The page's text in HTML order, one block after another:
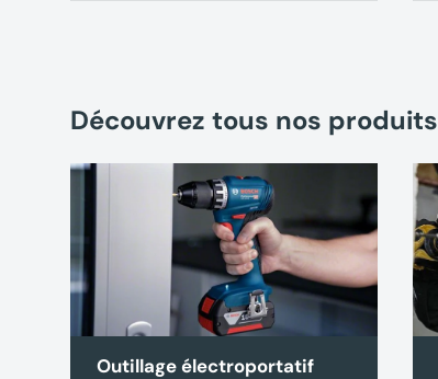
Découvrez tous nos produits
Outillage électroportatif